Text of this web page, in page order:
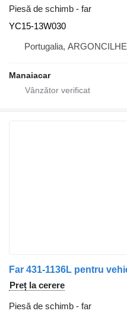
Piesă de schimb - far
YC15-13W030
Portugalia, ARGONCILHE
Manaiacar
Preț la cerere
Piesă de schimb - far